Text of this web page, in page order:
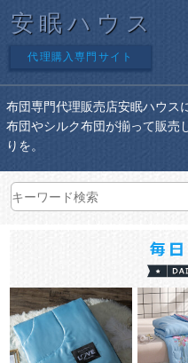
安眠ハウス
代理購入専門サイト
布団専門代理販売店安眠ハウス
布団やシルク布団が揃って販売
りを。